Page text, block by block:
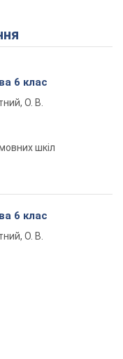
Video
6 клас
О. В.
шкіл
6 клас
О. В.